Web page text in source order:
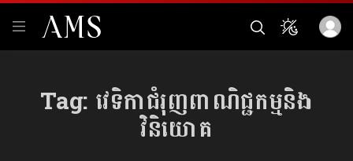
Tag: វេទិកាជំរុញពាណិជ្ជកម្មនិង
វិនិយោគ